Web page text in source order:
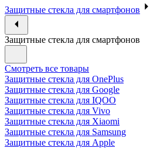
Защитные стекла для смартфонов
Защитные стекла для смартфонов
Смотреть все товары
Защитные стекла для OnePlus
Защитные стекла для Google
Защитные стекла для IQOO
Защитные стекла для Vivo
Защитные стекла для Xiaomi
Защитные стекла для Samsung
Защитные стекла для Apple